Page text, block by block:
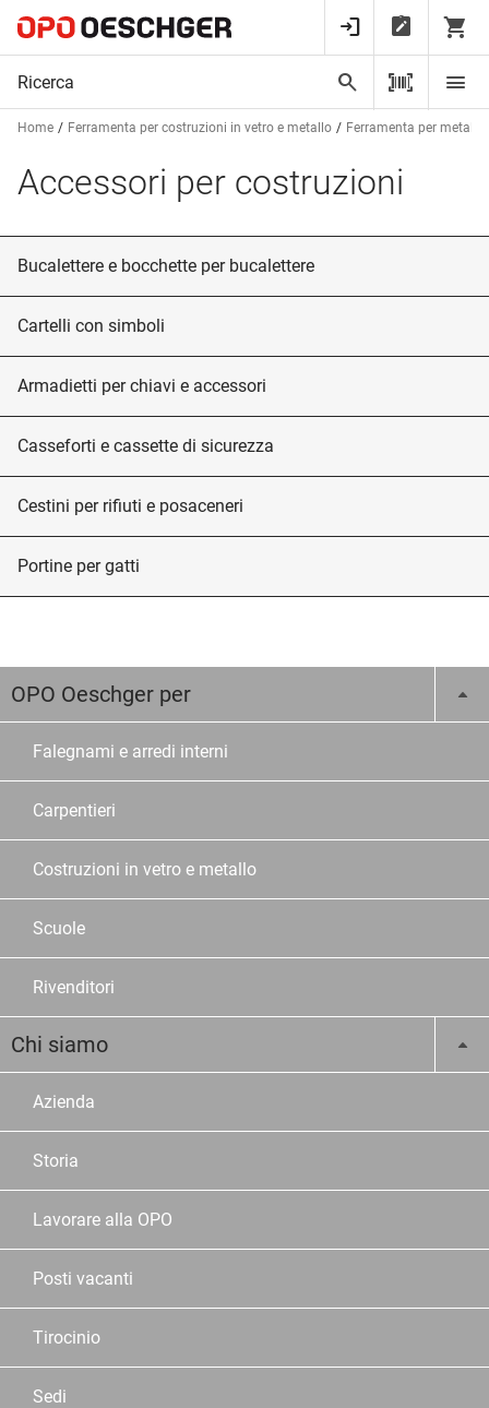
Home Ferramenta per costruzioni in vetro e metallo Ferramenta per
Accessori per costruzioni
Bucalettere e bocchette per bucalettere
Cartelli con simboli
Armadietti per chiavi e accessori
Casseforti e cassette di sicurezza
Cestini per rifiuti e posaceneri
Portine per gatti
OPO Oeschger per
Falegnami e arredi interni
Carpentieri
Costruzioni in vetro e metallo
Scuole
Rivenditori
Chi siamo
Azienda
Storia
Lavorare alla OPO
Posti vacanti
Tirocinio
Sedi